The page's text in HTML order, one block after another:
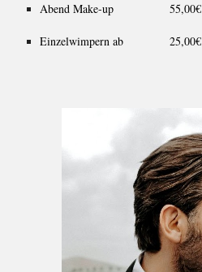
Abend Make-up 55,00€
Einzelwimpern ab 25,00€